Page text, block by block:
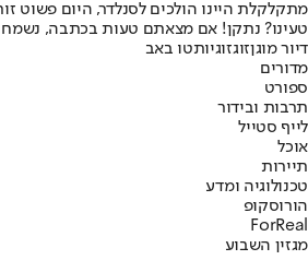
מתקלקלת היינו הולכים לסנלדר, היום פשוט
טעינו? נתקן! אם מצאתם טעות בכתבה,
דיור מוגןזוגזוגיותטו באב
מדורים
ספורט
תרבות ובידור
לייף סטייל
אוכל
תיירות
טכנולוגיה ומדע
הורוסקופ
ForReal
מגזין השבוע